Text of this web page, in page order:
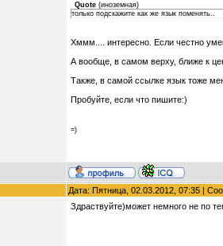
Quote(иноземная)
только подскажите как же язык поменять..
Хммм.... интересно. Если честно
А вообще, в самом верху, ближе к
Также, в самой ссылке язык тоже
Пробуйте, если что пишите:)
=)
Дата: Пятница, 02.03.2012, 07:35 |
Здраствуйте)может немного не по